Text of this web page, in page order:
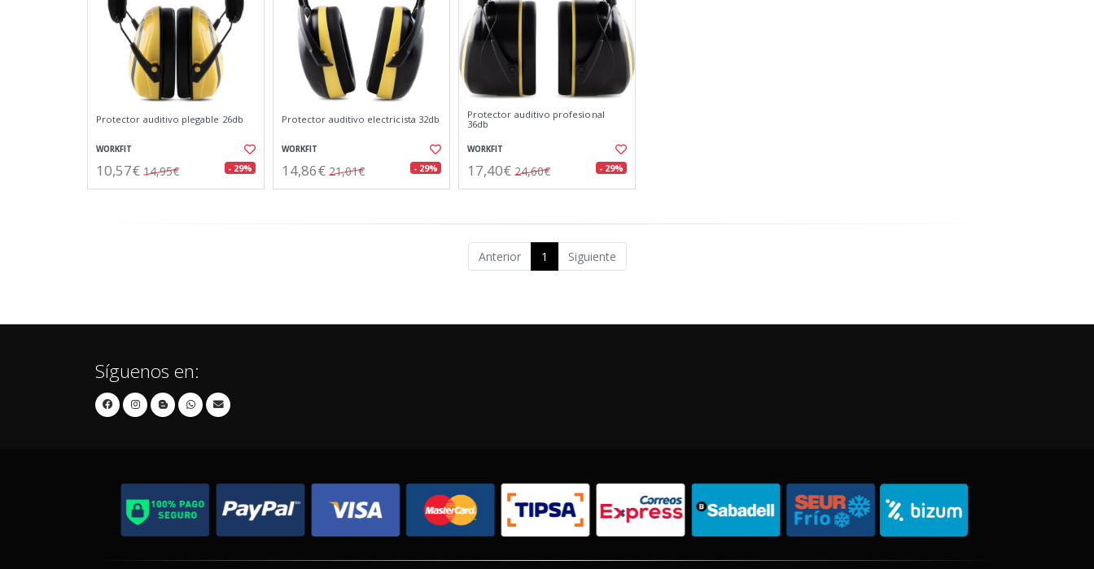
Protector auditivo plegable 26db
WORKFIT
10,57€ 14,95€ - 29%
Protector auditivo electricista 32db
WORKFIT
14,86€ 21,01€ - 29%
Protector auditivo profesional
36db
WORKFIT
17,40€ 24,60€ - 29%
Anterior 1 Siguiente
Síguenos en: